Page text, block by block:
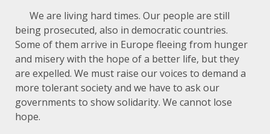
We are living hard times. Our people are still
being prosecuted, also in democratic countries.
Some of them arrive in Europe fleeing from hunger
and misery with the hope of a better life, but they
are expelled. We must raise our voices to demand a
more tolerant society and we have to ask our
governments to show solidarity. We cannot lose
hope.